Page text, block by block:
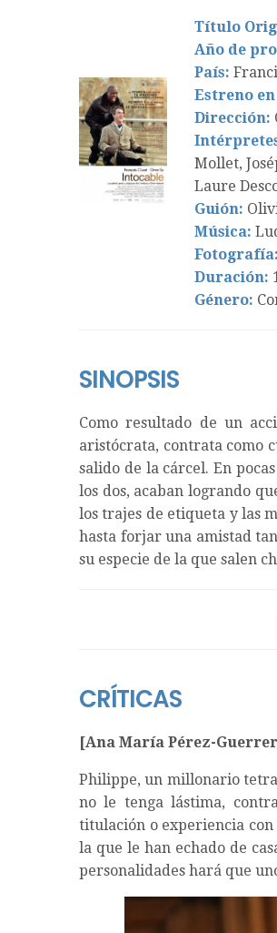
Título
Año de
País:
Estreno
Dirección:
Mollet,
Laure
Guión:
Música:
Fotografía:
Duración:
Género:
SINOPSIS
Como resultado de un
aristócrata, contrata como
salido de la cárcel. En
los dos, acaban logrando
los trajes de etiqueta y las
hasta forjar una amistad
su especie de la que salen
CRÍTICAS
[Ana María Pérez-
Philippe, un millonario
no le tenga lástima,
titulación o experiencia
la que le han echado de
personalidades hará que